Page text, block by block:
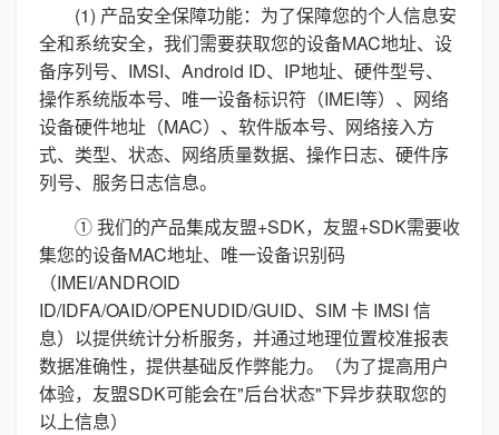
(1) 产品安全保障功能：为了保障您的个人信息安
全和系统安全，我们需要获取您的设备MAC地址、设
备序列号、IMSI、Android ID、IP地址、硬件型号、
操作系统版本号、唯一设备标识符（IMEI等）、网络
设备硬件地址（MAC）、软件版本号、网络接入方
式、类型、状态、网络质量数据、操作日志、硬件序
列号、服务日志信息。
① 我们的产品集成友盟+SDK，友盟+SDK需要收
集您的设备MAC地址、唯一设备识别码
（IMEI/ANDROID
ID/IDFA/OAID/OPENUDID/GUID、SIM 卡 IMSI 信
息）以提供统计分析服务，并通过地理位置校准报表
数据准确性，提供基础反作弊能力。（为了提高用户
体验，友盟SDK可能会在"后台状态"下异步获取您的
以上信息）